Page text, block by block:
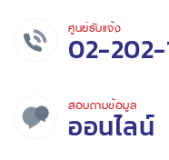
ศูนย์รับแจ้ง
02-202-
สอบถามข้อมูล
ออนไลน์